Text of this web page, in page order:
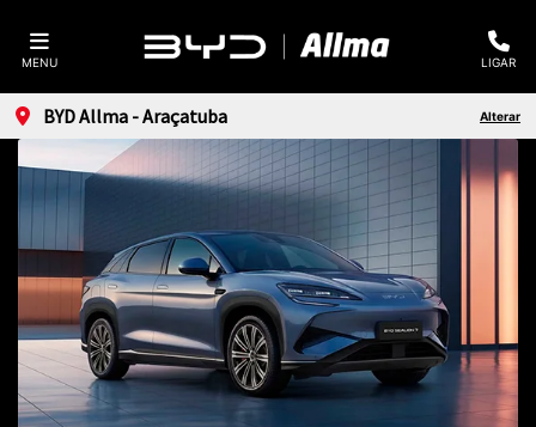
MENU LIGAR
BYD Allma - Araçatuba Alterar